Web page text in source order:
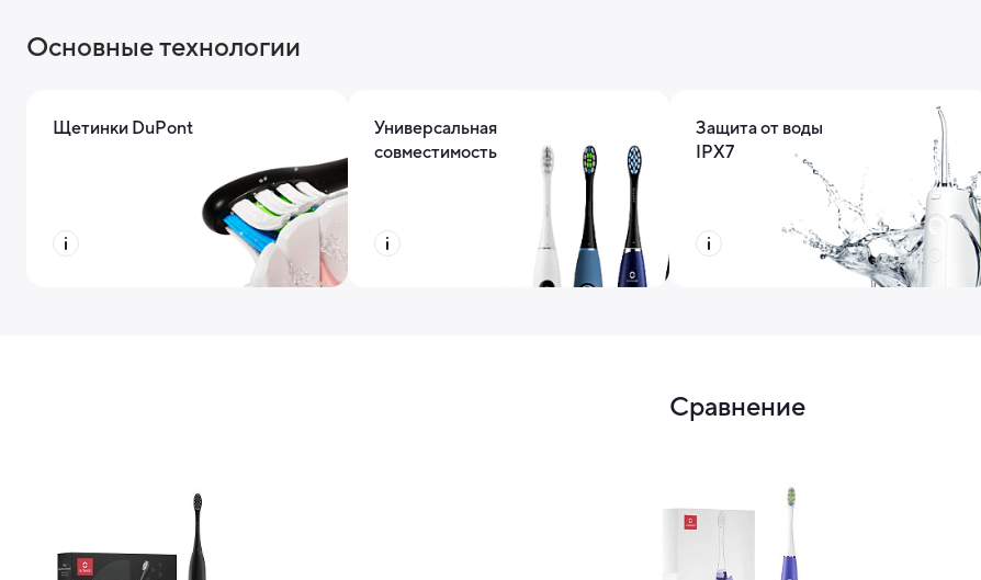
Основные технологии
Щетинки DuPont
Универсальная
совместимость
Защита от воды
IPX7
Сравнение